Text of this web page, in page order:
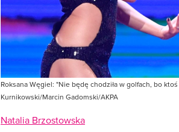
Roksana Węgiel: "Nie będę chodziła w golfach, bo
Kurnikowski/Marcin Gadomski/AKPA
Natalia Brzostowska